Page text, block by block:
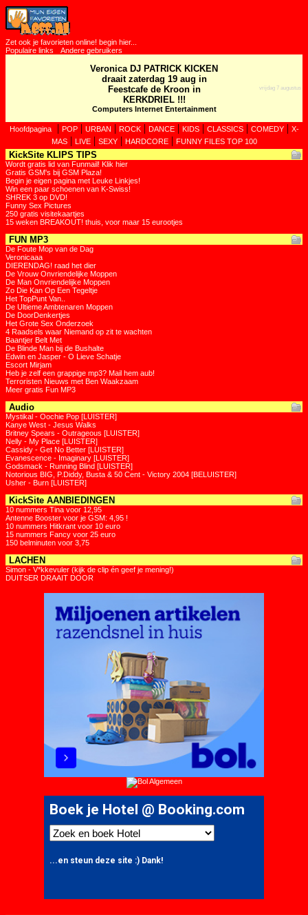
Zet ook je favorieten online! begin hier...
Populaire links
Andere gebruikers
Veronica DJ PATRICK KICKEN
draait zaterdag 19 aug in
Feestcafe de Kroon in
KERKDRIEL !!!
Computers Internet Entertainment
vrijdag 7 augustus
Hoofdpagina| POP| URBAN | ROCK| DANCE| KIDS| CLASSICS| COMEDY| X-
MAS| LIVE| SEXY| HARDCORE| FUNNY FILES TOP 100
KickSite KLIPS TIPS
Wordt gratis lid van Funmail! Klik hier
Gratis GSM's bij GSM Plaza!
Begin je eigen pagina met Leuke Linkjes!
Win een paar schoenen van K-Swiss!
SHREK 3 op DVD!
Funny Sex Pictures
250 gratis visitekaartjes
15 weken BREAKOUT! thuis, voor maar 15 eurootjes
FUN MP3
De Foute Mop van de Dag
Veronicaaa
DIERENDAG! raad het dier
De Vrouw Onvriendelijke Moppen
De Man Onvriendelijke Moppen
Zo Die Kan Op Een Tegeltje
Het TopPunt Van..
De Ultieme Ambtenaren Moppen
De DoorDenkertjes
Het Grote Sex Onderzoek
4 Raadsels waar Niemand op zit te wachten
Baantjer Belt Met
De Blinde Man bij de Bushalte
Edwin en Jasper - O Lieve Schatje
Escort Mirjam
Heb je zelf een grappige mp3? Mail hem aub!
Terroristen Nieuws met Ben Waakzaam
Meer gratis Fun MP3
Audio
Mystikal - Oochie Pop [LUISTER]
Kanye West - Jesus Walks
Britney Spears - Outrageous [LUISTER]
Nelly - My Place [LUISTER]
Cassidy - Get No Better [LUISTER]
Evanescence - Imaginary [LUISTER]
Godsmack - Running Blind [LUISTER]
Notorious BIG, P.Diddy, Busta & 50 Cent - Victory 2004 [BELUISTER]
Usher - Burn [LUISTER]
KickSite AANBIEDINGEN
10 nummers Tina voor 12,95
Antenne Booster voor je GSM: 4,95 !
10 nummers Hitkrant voor 10 euro
15 nummers Fancy voor 25 euro
150 belminuten voor 3,75
LACHEN
Simon - V*kkevuler (kijk de clip én geef je mening!)
DUITSER DRAAIT DOOR